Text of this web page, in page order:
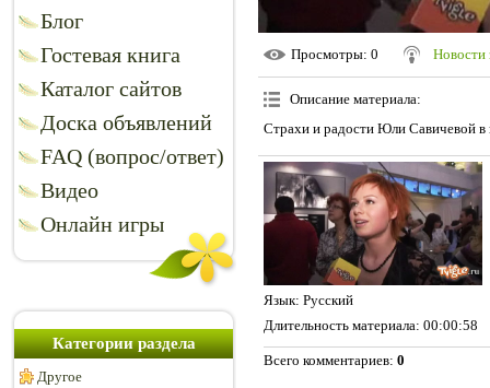
Блог
Гостевая книга
Каталог сайтов
Доска объявлений
FAQ (вопрос/ответ)
Видео
Онлайн игры
Категории раздела
Другое
Просмотры: 0 Новости
Описание материала:
Страхи и радости Юли Савичевой в
Язык: Русский
Длительность материала: 00:00:58
Всего комментариев: 0